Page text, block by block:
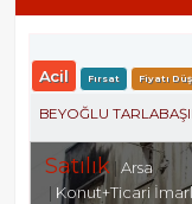
Acil Fırsat Fiyatı
BEYOĞLU
Satılık Arsa
Konut+Ticari İmarlı